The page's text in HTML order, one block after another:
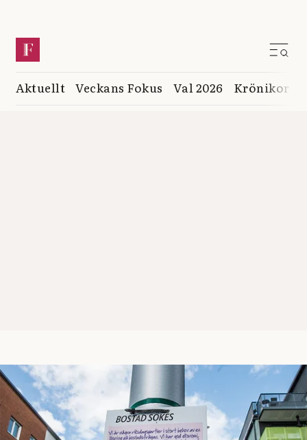
Aktuellt Veckans Fokus Val 2026 Krönikor